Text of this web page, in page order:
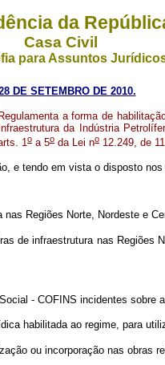
da
Casa Civil
para Assuntos
DE SETEMBRO DE 2010.
Regulamenta a forma de
Infraestrutura da Indústria
1o a 5o da Lei no 12.249, de
e tendo em vista o disposto
Regiões Norte, Nordeste e
de infraestrutura nas Regiões
- COFINS incidentes
habilitada ao regime, para
ou incorporação nas obras